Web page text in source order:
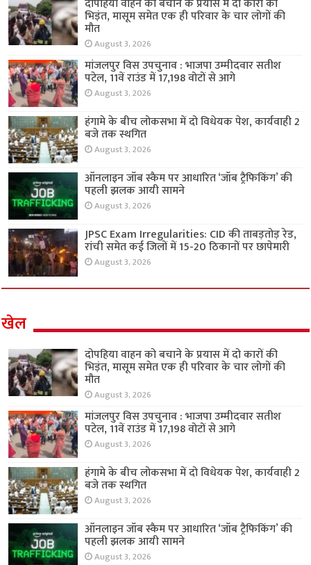
दोपहिया वाहन को बचाने के प्रयास में दो कारों की
भिड़ंत, मासूम समेत एक ही परिवार के चार लोगों की
मौत
August 3, 2026
मांजलपुर विस उपचुनाव : भाजपा उम्मीदवार सतीश
पटेल, 11वें राउंड में 17,198 वोटों से आगे
August 3, 2026
हंगामे के बीच लोकसभा में दो विधेयक पेश, कार्यवाही 2
बजे तक स्थगित
August 3, 2026
ऑनलाइन जॉब स्कैम पर आधारित ‘जॉब ट्रैफिकिंग’ की
पहली झलक आयी सामने
August 3, 2026
JPSC Exam Irregularities: CID की ताबड़तोड़ रेड,
रांची समेत कई जिलों में 15-20 ठिकानों पर छापेमारी
August 3, 2026
खेल
दोपहिया वाहन को बचाने के प्रयास में दो कारों की
भिड़ंत, मासूम समेत एक ही परिवार के चार लोगों की
मौत
August 3, 2026
मांजलपुर विस उपचुनाव : भाजपा उम्मीदवार सतीश
पटेल, 11वें राउंड में 17,198 वोटों से आगे
August 3, 2026
हंगामे के बीच लोकसभा में दो विधेयक पेश, कार्यवाही 2
बजे तक स्थगित
August 3, 2026
ऑनलाइन जॉब स्कैम पर आधारित ‘जॉब ट्रैफिकिंग’ की
पहली झलक आयी सामने
August 3, 2026